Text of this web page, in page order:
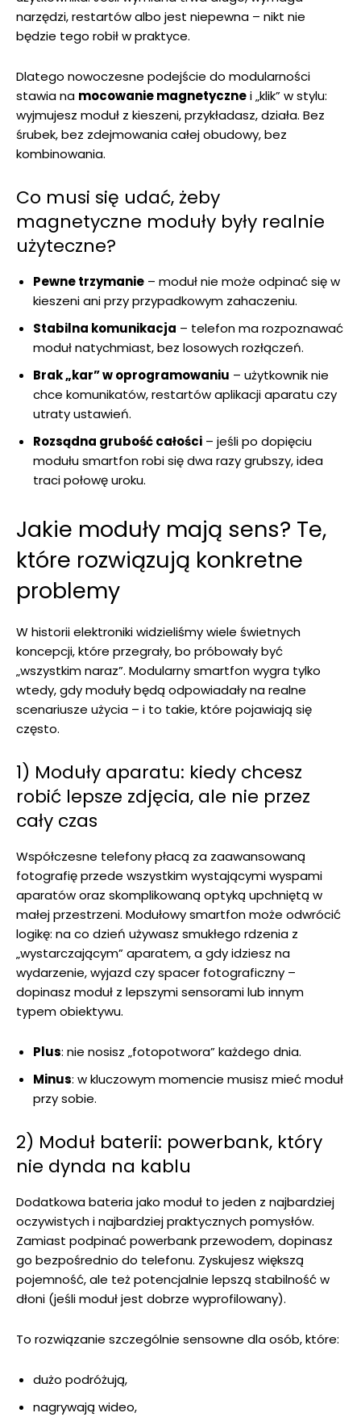
narzędzi, restartów albo jest niepewna – nikt nie
będzie tego robił w praktyce.
Dlatego nowoczesne podejście do modularności
stawia na mocowanie magnetycznei „klik” w stylu:
wyjmujesz moduł z kieszeni, przykładasz, działa. Bez
śrubek, bez zdejmowania całej obudowy, bez
kombinowania.
Co musi się udać, żeby
magnetyczne moduły były realnie
użyteczne?
Pewne trzymanie – moduł nie może odpinać się w
kieszeni ani przy przypadkowym zahaczeniu.
Stabilna komunikacja – telefon ma rozpoznawać
moduł natychmiast, bez losowych rozłączeń.
Brak „kar” w oprogramowaniu – użytkownik nie
chce komunikatów, restartów aplikacji aparatu czy
utraty ustawień.
Rozsądna grubość całości – jeśli po dopięciu
modułu smartfon robi się dwa razy grubszy, idea
traci połowę uroku.
Jakie moduły mają sens? Te,
które rozwiązują konkretne
problemy
W historii elektroniki widzieliśmy wiele świetnych
koncepcji, które przegrały, bo próbowały być
„wszystkim naraz”. Modularny smartfon wygra tylko
wtedy, gdy moduły będą odpowiadały na realne
scenariusze użycia – i to takie, które pojawiają się
często.
1) Moduły aparatu: kiedy chcesz
robić lepsze zdjęcia, ale nie przez
cały czas
Współczesne telefony płacą za zaawansowaną
fotografię przede wszystkim wystającymi wyspami
aparatów oraz skomplikowaną optyką upchniętą w
małej przestrzeni. Modułowy smartfon może odwrócić
logikę: na co dzień używasz smukłego rdzenia z
„wystarczającym” aparatem, a gdy idziesz na
wydarzenie, wyjazd czy spacer fotograficzny –
dopinasz moduł z lepszymi sensorami lub innym
typem obiektywu.
Plus: nie nosisz „fotopotwora” każdego dnia.
Minus: w kluczowym momencie musisz mieć moduł
przy sobie.
2) Moduł baterii: powerbank, który
nie dynda na kablu
Dodatkowa bateria jako moduł to jeden z najbardziej
oczywistych i najbardziej praktycznych pomysłów.
Zamiast podpinać powerbank przewodem, dopinasz
go bezpośrednio do telefonu. Zyskujesz większą
pojemność, ale też potencjalnie lepszą stabilność w
dłoni (jeśli moduł jest dobrze wyprofilowany).
To rozwiązanie szczególnie sensowne dla osób, które:
dużo podróżują,
nagrywają wideo,